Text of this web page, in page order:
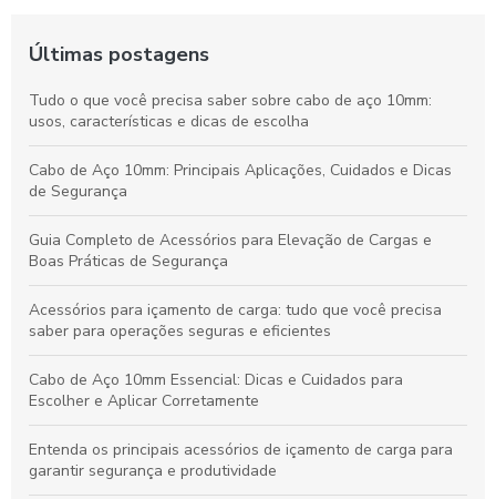
Últimas postagens
Tudo o que você precisa saber sobre cabo de aço 10mm:
usos, características e dicas de escolha
Cabo de Aço 10mm: Principais Aplicações, Cuidados e Dicas
de Segurança
Guia Completo de Acessórios para Elevação de Cargas e
Boas Práticas de Segurança
Acessórios para içamento de carga: tudo que você precisa
saber para operações seguras e eficientes
Cabo de Aço 10mm Essencial: Dicas e Cuidados para
Escolher e Aplicar Corretamente
Entenda os principais acessórios de içamento de carga para
garantir segurança e produtividade